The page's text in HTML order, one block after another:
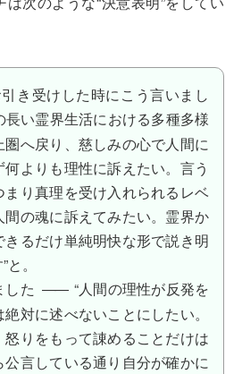
引き受けした時にこう言いまし
長い霊界生活における多種多様
へ戻り、慈しみの心で人間に
よりも理性に訴えたい。言う
り真理を受け入れられるレベ
の魂に訴えてみたい。霊界か
るだけ単純明快な形で説き明
。
した ―― “人間の理性が反発を
対に述べないことにしたい。
りをもって諌めることだけは
言している通り自分が確かに